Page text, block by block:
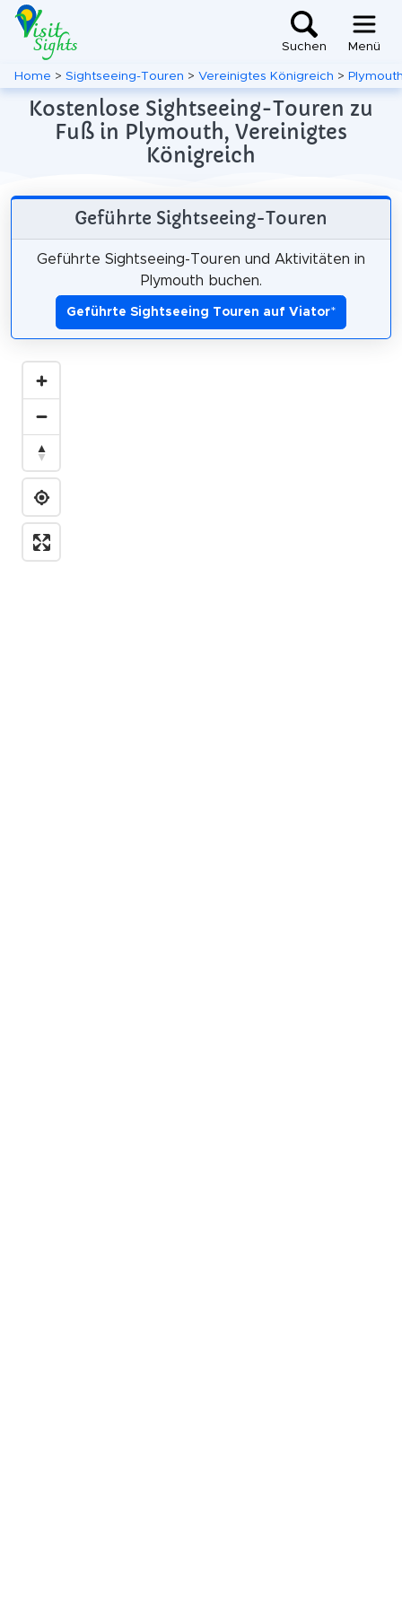
Suchen Menü
Home > Sightseeing-Touren > Vereinigtes Königreich >
Kostenlose Sightseeing-Touren zu
Fuß in Plymouth, Vereinigtes
Königreich
Geführte Sightseeing-Touren
Geführte Sightseeing-Touren und Aktivitäten in
Plymouth buchen.
Geführte Sightseeing Touren auf Viator*